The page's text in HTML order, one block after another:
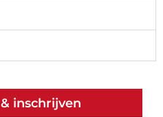
inschrijven